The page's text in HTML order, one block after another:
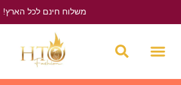
משלוח חינם לכל הארץ!